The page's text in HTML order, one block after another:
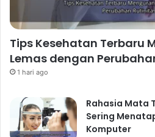
Tips Kesehatan Terbaru
Lemas dengan
1 hari ago
Rahasia Mata
Sering
Komputer